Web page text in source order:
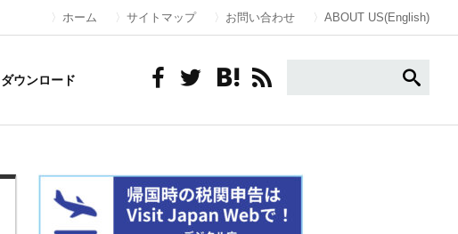
ホーム サイトマップ お問い合わせ ABOUT US(English)
ダウンロード